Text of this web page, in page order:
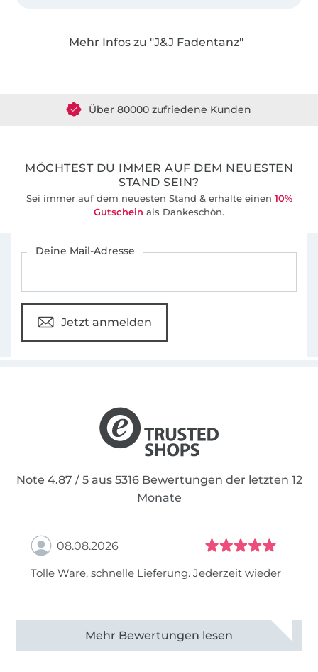
Leidenschaft gefunden. Da ich immer wieder
Schnittmustern hinzu, das mir unglaublich
viel Freude bereitet :)
Mehr Infos zu "J&J Fadentanz"
MÖCHTEST DU IMMER AUF DEM NEUESTEN
STAND SEIN?
Sei immer auf dem neuesten Stand & erhalte einen 10%
Gutschein als Dankeschön.
Deine Mail-Adresse
Jetzt anmelden
Note 4.87 / 5 aus 5316 Bewertungen der letzten 12
Monate
08.08.2026
Tolle Ware, schnelle Lieferung. Jederzeit wieder
Alle 83013 Bewertungen ansehen